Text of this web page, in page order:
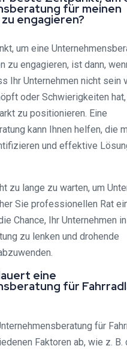
für meinen
engagieren?
um eine
zu engagieren, ist dann,
Ihr Unternehmen nicht sein
oder Schwierigkeiten
zu positionieren. Eine
kann Ihnen helfen, die
und effektive
zu lange zu warten, um
Sie professionellen Rat
Chance, Ihr Unternehmen
zu lenken und drohende
eine
für
für
Faktoren ab, wie z. B.